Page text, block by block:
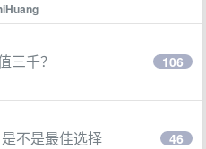
三千？ 106
不是最佳选择 46